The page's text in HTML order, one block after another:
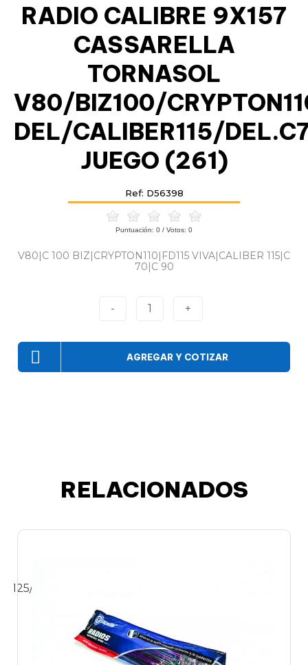
RADIO CALIBRE 9X157
CASSARELLA
TORNASOL
V80/BIZ100/
DEL/CALIBER115/
JUEGO (261)
Ref: D56398
Puntuación: 0 / Votos: 0
V80|C 100 BIZ|CRYPTON110|FD115 VIVA|CALIBER 115|C
70|C 90
- 1 +
AGREGAR Y COTIZAR
RELACIONADOS